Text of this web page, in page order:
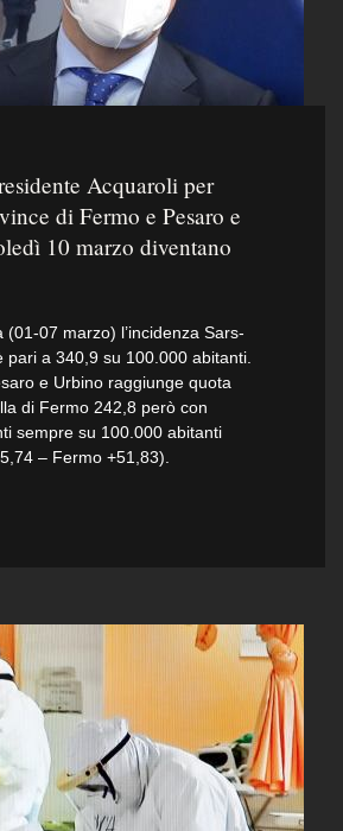
Acquaroli per
di Fermo e Pesaro e
10 marzo diventano
(01-07 marzo) l’incidenza Sars-
pari a 340,9 su 100.000 abitanti.
e Urbino raggiunge quota
di Fermo 242,8 però con
sempre su 100.000 abitanti
– Fermo +51,83).